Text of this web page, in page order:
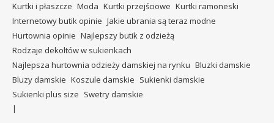
Kurtki i płaszcze Moda Kurtki przejściowe Kurtki ramoneski
Internetowy butik opinie Jakie ubrania są teraz modne
Hurtownia opinie Najlepszy butik z odzieżą
Rodzaje dekoltów w sukienkach
Najlepsza hurtownia odzieży damskiej na rynku Bluzki damskie
Bluzy damskie Koszule damskie Sukienki damskie
Sukienki plus size Swetry damskie